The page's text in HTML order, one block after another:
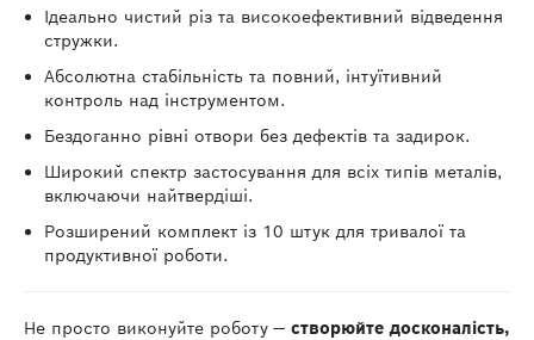
Ідеально чистий різ та високоефективний відведення
стружки.
Абсолютна стабільність та повний, інтуїтивний
контроль над інструментом.
Бездоганно рівні отвори без дефектів та задирок.
Широкий спектр застосування для всіх типів металів,
включаючи найтвердіші.
Розширений комплект із 10 штук для тривалої та
продуктивної роботи.
Не просто виконуйте роботу — створюйте досконалість,